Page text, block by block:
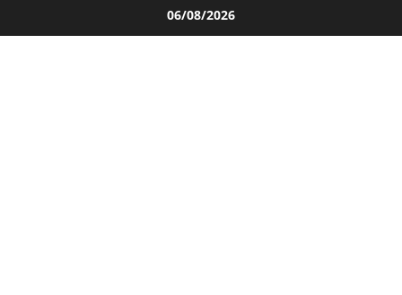
al
06/08/2026